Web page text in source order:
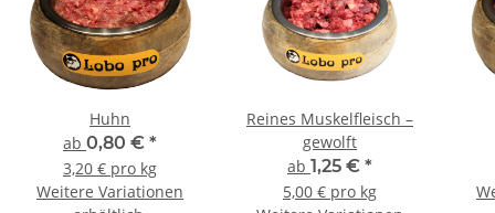
Huhn
ab 0,80 € *
3,20 € pro kg
Weitere Variationen
Reines Muskelfleisch –
gewolft
ab 1,25 € *
5,00 € pro kg